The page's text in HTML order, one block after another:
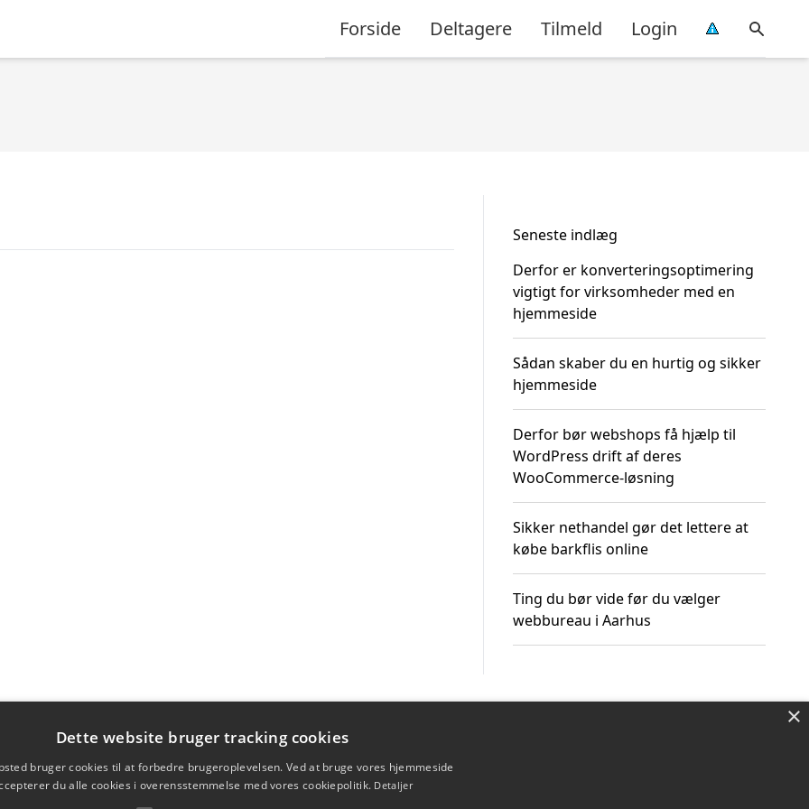
Forside Deltagere Tilmeld Login
Seneste indlæg
Derfor er konverteringsoptimering
vigtigt for virksomheder med en
hjemmeside
Sådan skaber du en hurtig og sikker
hjemmeside
Derfor bør webshops få hjælp til
WordPress drift af deres
WooCommerce-løsning
Sikker nethandel gør det lettere at
købe barkflis online
Ting du bør vide før du vælger
webbureau i Aarhus
×
Dette website bruger tracking cookies
bruger cookies til at forbedre brugeroplevelsen. Ved at bruge vores hjemmeside
du alle cookies i overensstemmelse med vores cookiepolitik. Detaljer